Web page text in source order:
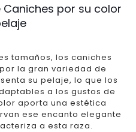
por su color
tamaños, los caniches
la gran variedad de
su pelaje, lo que los
a los gustos de
aporta una estética
ese encanto elegante
a esta raza.